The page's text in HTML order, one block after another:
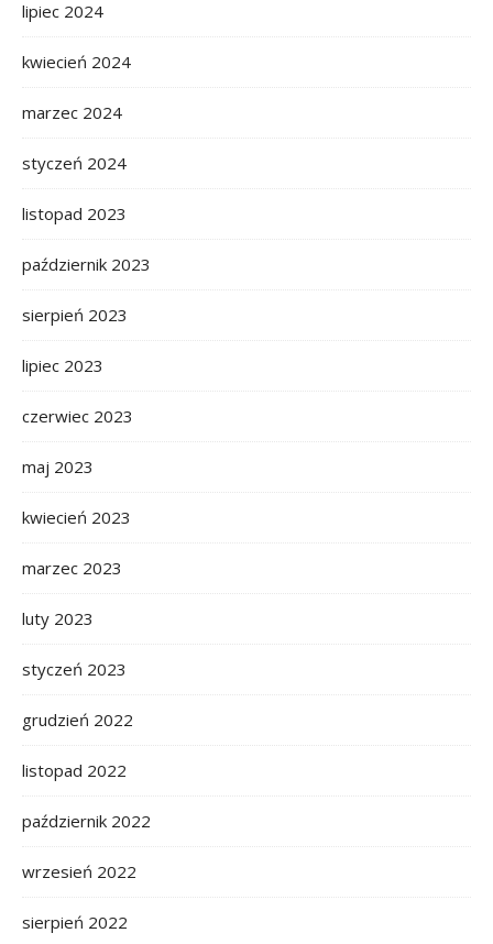
lipiec 2024
kwiecień 2024
marzec 2024
styczeń 2024
listopad 2023
październik 2023
sierpień 2023
lipiec 2023
czerwiec 2023
maj 2023
kwiecień 2023
marzec 2023
luty 2023
styczeń 2023
grudzień 2022
listopad 2022
październik 2022
wrzesień 2022
sierpień 2022